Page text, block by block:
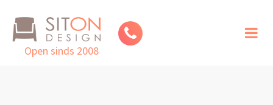
Open sinds 2008